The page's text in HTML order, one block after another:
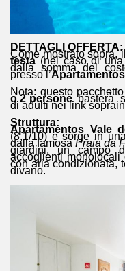
DETTAGLI OFFERTA:
Come mostrato sopra,
testa(nel caso di
dalla somma del
presso l’
Nota: questo
o 2 persone, basterà
di adulti nei link
Struttura:
Apartamentos Vale
(8,1/10) esorge in
dalla famosaPraia da
giardini, un campo
accoglienti
con aria condizionata,
divano.